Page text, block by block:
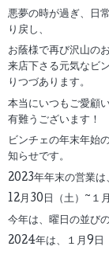
悪夢の時が過ぎ、日
り戻し、
お蔭様で再び沢山の
来店下さる元気なビ
りつづあります。
本当にいつもご愛顧
有難うございます！
ビンチェの年末年始
知らせです。
2023年年末の営業は
12月30日（土）~１
今年は、曜日の並び
2024年は、１月9日